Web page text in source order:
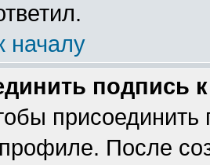
началу
подпись
После